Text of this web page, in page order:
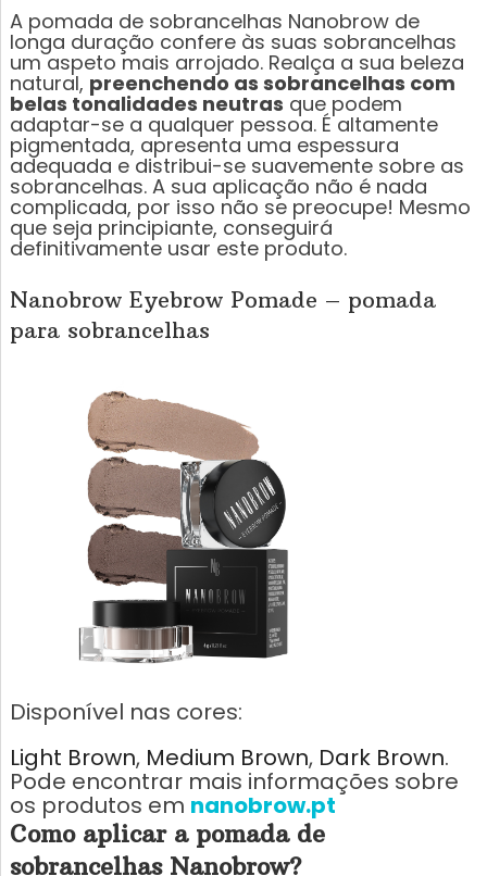
A pomada de sobrancelhas Nanobrow de
longa duração confere às suas sobrancelhas
um aspeto mais arrojado. Realça a sua beleza
natural, preenchendo as sobrancelhas com
belas tonalidades neutras que podem
adaptar-se a qualquer pessoa. É altamente
pigmentada, apresenta uma espessura
adequada e distribui-se suavemente sobre as
sobrancelhas. A sua aplicação não é nada
complicada, por isso não se preocupe! Mesmo
que seja principiante, conseguirá
definitivamente usar este produto.
Nanobrow Eyebrow Pomade – pomada
para sobrancelhas
Disponível nas cores:
Light Brown Medium Brown Dark Brown
Pode encontrar mais informações sobre
os produtos em nanobrow.pt
Como aplicar a pomada de
sobrancelhas Nanobrow?